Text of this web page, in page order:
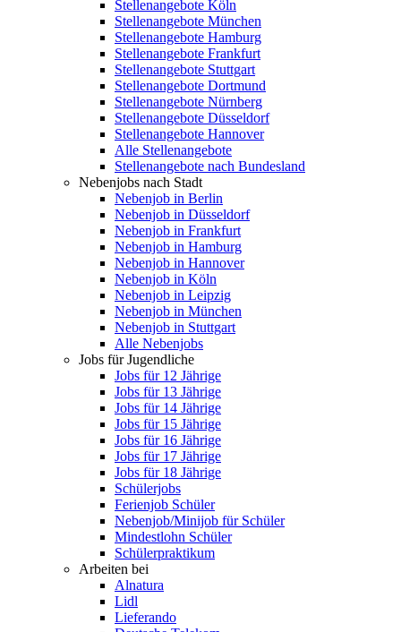
Stellenangebote Köln
Stellenangebote München
Stellenangebote Hamburg
Stellenangebote Frankfurt
Stellenangebote Stuttgart
Stellenangebote Dortmund
Stellenangebote Nürnberg
Stellenangebote Düsseldorf
Stellenangebote Hannover
Alle Stellenangebote
Stellenangebote nach Bundesland
Nebenjobs nach Stadt
Nebenjob in Berlin
Nebenjob in Düsseldorf
Nebenjob in Frankfurt
Nebenjob in Hamburg
Nebenjob in Hannover
Nebenjob in Köln
Nebenjob in Leipzig
Nebenjob in München
Nebenjob in Stuttgart
Alle Nebenjobs
Jobs für Jugendliche
Jobs für 12 Jährige
Jobs für 13 Jährige
Jobs für 14 Jährige
Jobs für 15 Jährige
Jobs für 16 Jährige
Jobs für 17 Jährige
Jobs für 18 Jährige
Schülerjobs
Ferienjob Schüler
Nebenjob/Minijob für Schüler
Mindestlohn Schüler
Schülerpraktikum
Arbeiten bei
Alnatura
Lidl
Lieferando